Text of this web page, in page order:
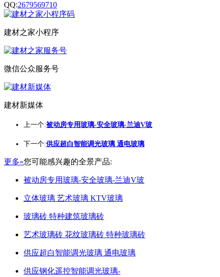
QQ:2679569710
建材之家小程序
微信公众服务号
建材新媒体
上一个:被动房专用玻璃-安全玻璃-兰迪V玻
下一个:供应超白智能调光玻璃 通电玻璃
更多»您可能感兴趣的全景产品:
被动房专用玻璃-安全玻璃-兰迪V玻
立体玻璃 艺术玻璃 KTV玻璃
玻璃砖 特种建筑玻璃砖
艺术玻璃砖 花纹玻璃砖 特种玻璃砖
供应超白智能调光玻璃 通电玻璃
供应钢化遥控智能调光玻璃-